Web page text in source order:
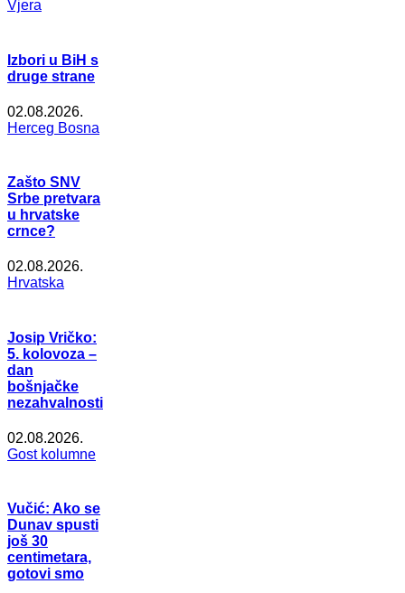
Vjera
Izbori u BiH s
druge strane
02.08.2026.
Herceg Bosna
Zašto SNV
Srbe pretvara
u hrvatske
crnce?
02.08.2026.
Hrvatska
Josip Vričko:
5. kolovoza –
dan
bošnjačke
nezahvalnosti
02.08.2026.
Gost kolumne
Vučić: Ako se
Dunav spusti
još 30
centimetara,
gotovi smo